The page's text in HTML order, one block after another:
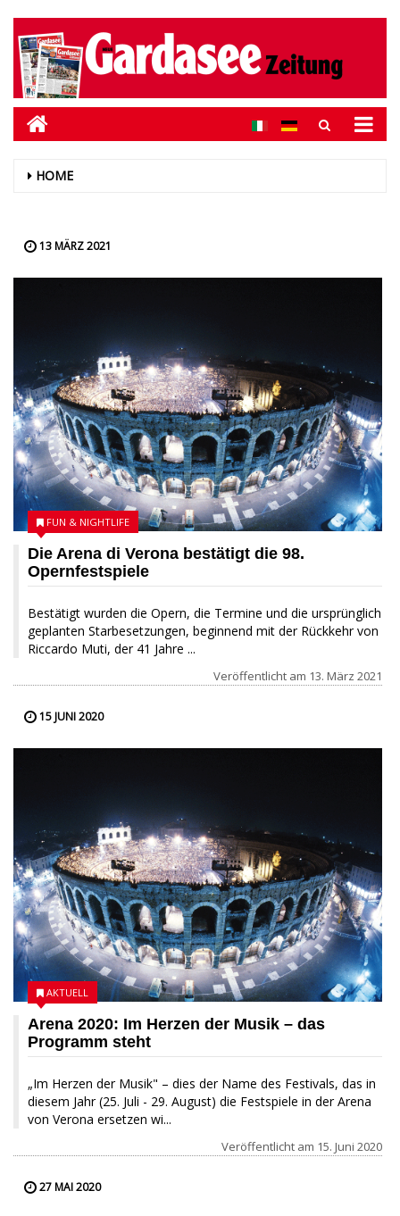
HOME
13 MÄRZ 2021
Die Arena di Verona bestätigt die 98.
Opernfestspiele
Bestätigt wurden die Opern, die Termine und die ursprünglich
geplanten Starbesetzungen, beginnend mit der Rückkehr von
Riccardo Muti, der 41 Jahre ...
FUN & NIGHTLIFE
Veröffentlicht am 13. März 2021
15 JUNI 2020
Arena 2020: Im Herzen der Musik – das
Programm steht
„Im Herzen der Musik" – dies der Name des Festivals, das in
diesem Jahr (25. Juli - 29. August) die Festspiele in der Arena
von Verona ersetzen wi...
AKTUELL
Veröffentlicht am 15. Juni 2020
27 MAI 2020